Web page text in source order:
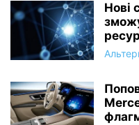
Нові